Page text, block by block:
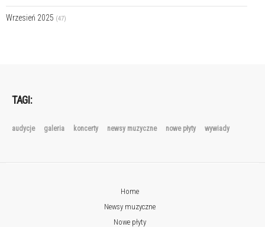
Wrzesień 2025 (47)
TAGI:
audycje galeria koncerty newsy muzyczne nowe płyty wywiady
Home
Newsy muzyczne
Nowe płyty